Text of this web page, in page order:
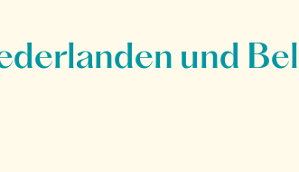
und